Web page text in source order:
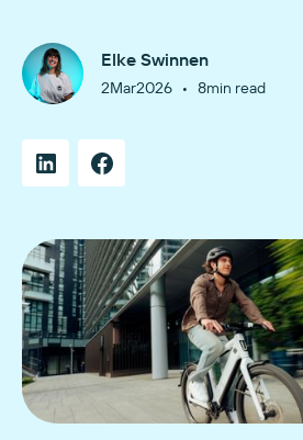
Elke Swinnen
2Mar2026 • 8min read